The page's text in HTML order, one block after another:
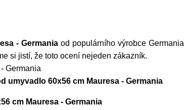
- Germania od populárního výrobce Germania
si jistí, že toto ocení nejeden zákazník.
Germania
umyvadlo 60x56 cm Mauresa - Germania
cm Mauresa - Germania